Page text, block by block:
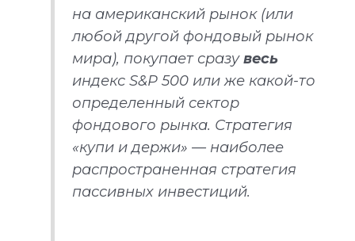
на американский рынок (или
любой другой фондовый рынок
мира), покупает сразувесь
индекс S&P 500 или же какой-то
определенный сектор
фондового рынка. Стратегия
«купи и держи» — наиболее
распространенная стратегия
пассивных инвестиций.